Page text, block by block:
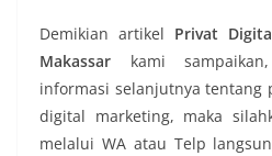
Demikian artikel Privat
Makassar kami
informasi selanjutnya tentang
digital marketing, maka
melalui WA atau Telp